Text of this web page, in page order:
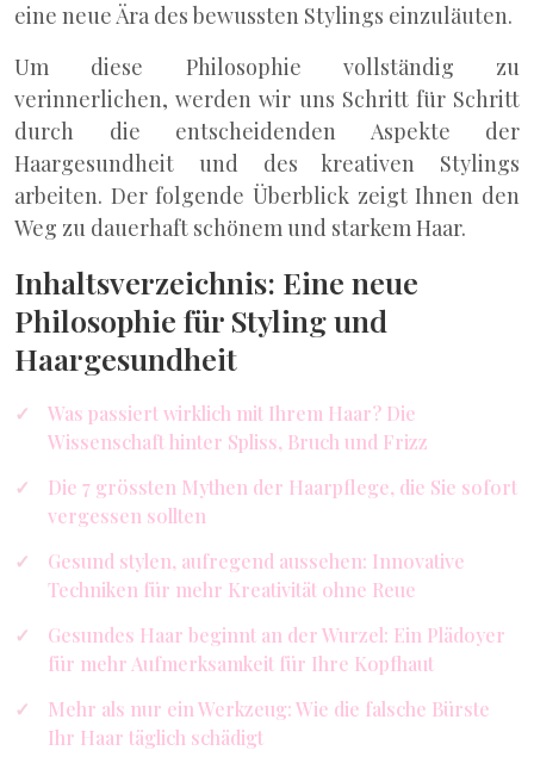
eine neue Ära des bewussten Stylings einzuläuten.
Um diese Philosophie vollständig zu
verinnerlichen, werden wir uns Schritt für Schritt
durch die entscheidenden Aspekte der
Haargesundheit und des kreativen Stylings
arbeiten. Der folgende Überblick zeigt Ihnen den
Weg zu dauerhaft schönem und starkem Haar.
Inhaltsverzeichnis: Eine neue
Philosophie für Styling und
Haargesundheit
Was passiert wirklich mit Ihrem Haar? Die
Wissenschaft hinter Spliss, Bruch und Frizz
Die 7 grössten Mythen der Haarpflege, die Sie sofort
vergessen sollten
Gesund stylen, aufregend aussehen: Innovative
Techniken für mehr Kreativität ohne Reue
Gesundes Haar beginnt an der Wurzel: Ein Plädoyer
für mehr Aufmerksamkeit für Ihre Kopfhaut
Mehr als nur ein Werkzeug: Wie die falsche Bürste
Ihr Haar täglich schädigt